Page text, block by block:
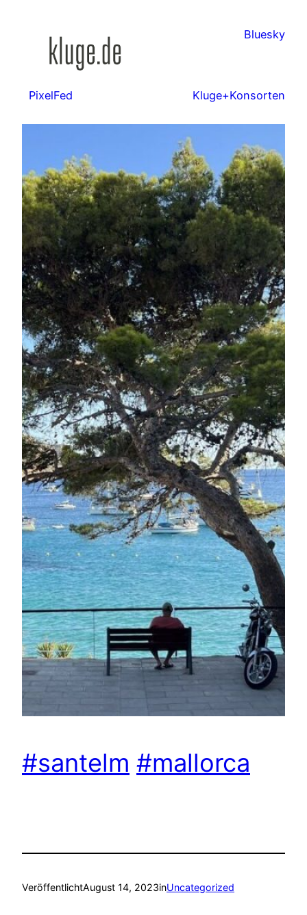
Bluesky
PixelFed Kluge+Konsorten
#santelm #mallorca
VeröffentlichtAugust 14, 2023inUncategorized